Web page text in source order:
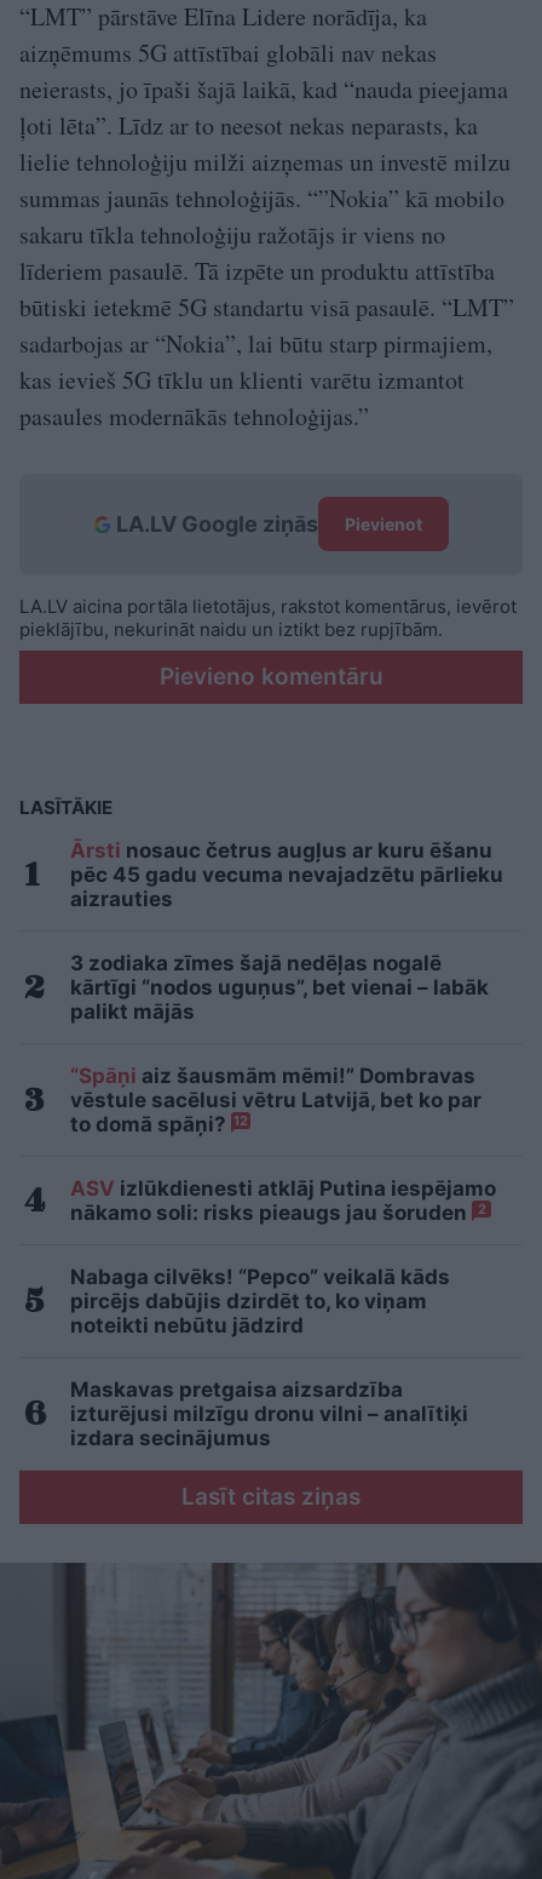
“LMT” pārstāve Elīna Lidere norādīja, ka
aizņēmums 5G attīstībai globāli nav nekas
neierasts, jo īpaši šajā laikā, kad “nauda pieejama
ļoti lēta”. Līdz ar to neesot nekas neparasts, ka
lielie tehnoloģiju milži aizņemas un investē milzu
summas jaunās tehnoloģijās. “”Nokia” kā mobilo
sakaru tīkla tehnoloģiju ražotājs ir viens no
līderiem pasaulē. Tā izpēte un produktu attīstība
būtiski ietekmē 5G standartu visā pasaulē. “LMT”
sadarbojas ar “Nokia”, lai būtu starp pirmajiem,
kas ievieš 5G tīklu un klienti varētu izmantot
pasaules modernākās tehnoloģijas.”
LA.LV Google ziņās Pievienot
LA.LV aicina portāla lietotājus, rakstot komentārus, ievērot
pieklājību, nekurināt naidu un iztikt bez rupjībām.
Pievieno komentāru
LASĪTĀKIE
Ārsti nosauc četrus augļus ar kuru ēšanu
pēc 45 gadu vecuma nevajadzētu pārlieku
aizrauties
3 zodiaka zīmes šajā nedēļas nogalē
kārtīgi “nodos uguņus”, bet vienai – labāk
palikt mājās
“Spāņi aiz šausmām mēmi!” Dombravas
vēstule sacēlusi vētru Latvijā, bet ko par
to domā spāņi? 12
ASV izlūkdienesti atklāj Putina iespējamo
nākamo soli: risks pieaugs jau šoruden
2
Nabaga cilvēks! “Pepco” veikalā kāds
pircējs dabūjis dzirdēt to, ko viņam
noteikti nebūtu jādzird
Maskavas pretgaisa aizsardzība
izturējusi milzīgu dronu vilni – analītiķi
izdara secinājumus
Lasīt citas ziņas